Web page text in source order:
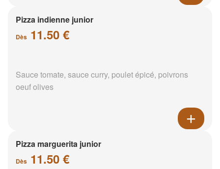
Pizza indienne junior
Dès 11.50 €
Sauce tomate, sauce curry, poulet épicé, poivrons
oeuf olives
Pizza marguerita junior
Dès 11.50 €